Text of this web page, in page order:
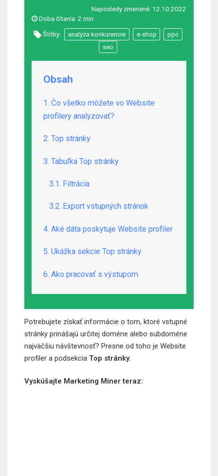
Naposledy zmenené: 12.10.2022
Doba čítania: 2 min
Štítky: analýza konkurencie e-shop
ppc
seo
Obsah
1. Čo všetko môžete vo Website
profilery analyzovať?
2. Top stránky
3. Tabuľka Top stránky
3.1. Filtrácia
3.2. Export vstupných stránok
4. Aké dáta poskytuje Website profiler
5. Ukážka sekcie Top stránky
6. Ako pracovať s výstupom
Potrebujete získať informácie o tom, ktoré vstupné
stránky prinášajú určitej doméne alebo subdoméne
najväčšiu návštevnosť? Presne od toho je Website
profiler a podsekcia Top stránky.
Vyskúšajte Marketing Miner teraz: